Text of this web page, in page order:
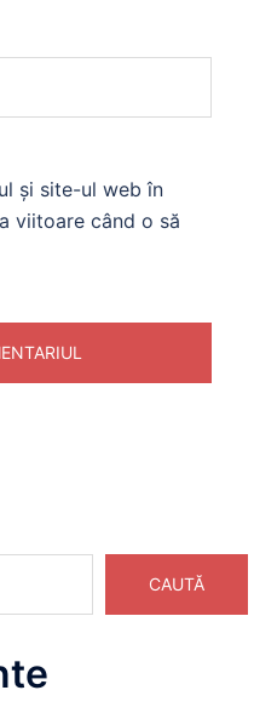
și site-ul web în
viitoare când o să
CAUTĂ